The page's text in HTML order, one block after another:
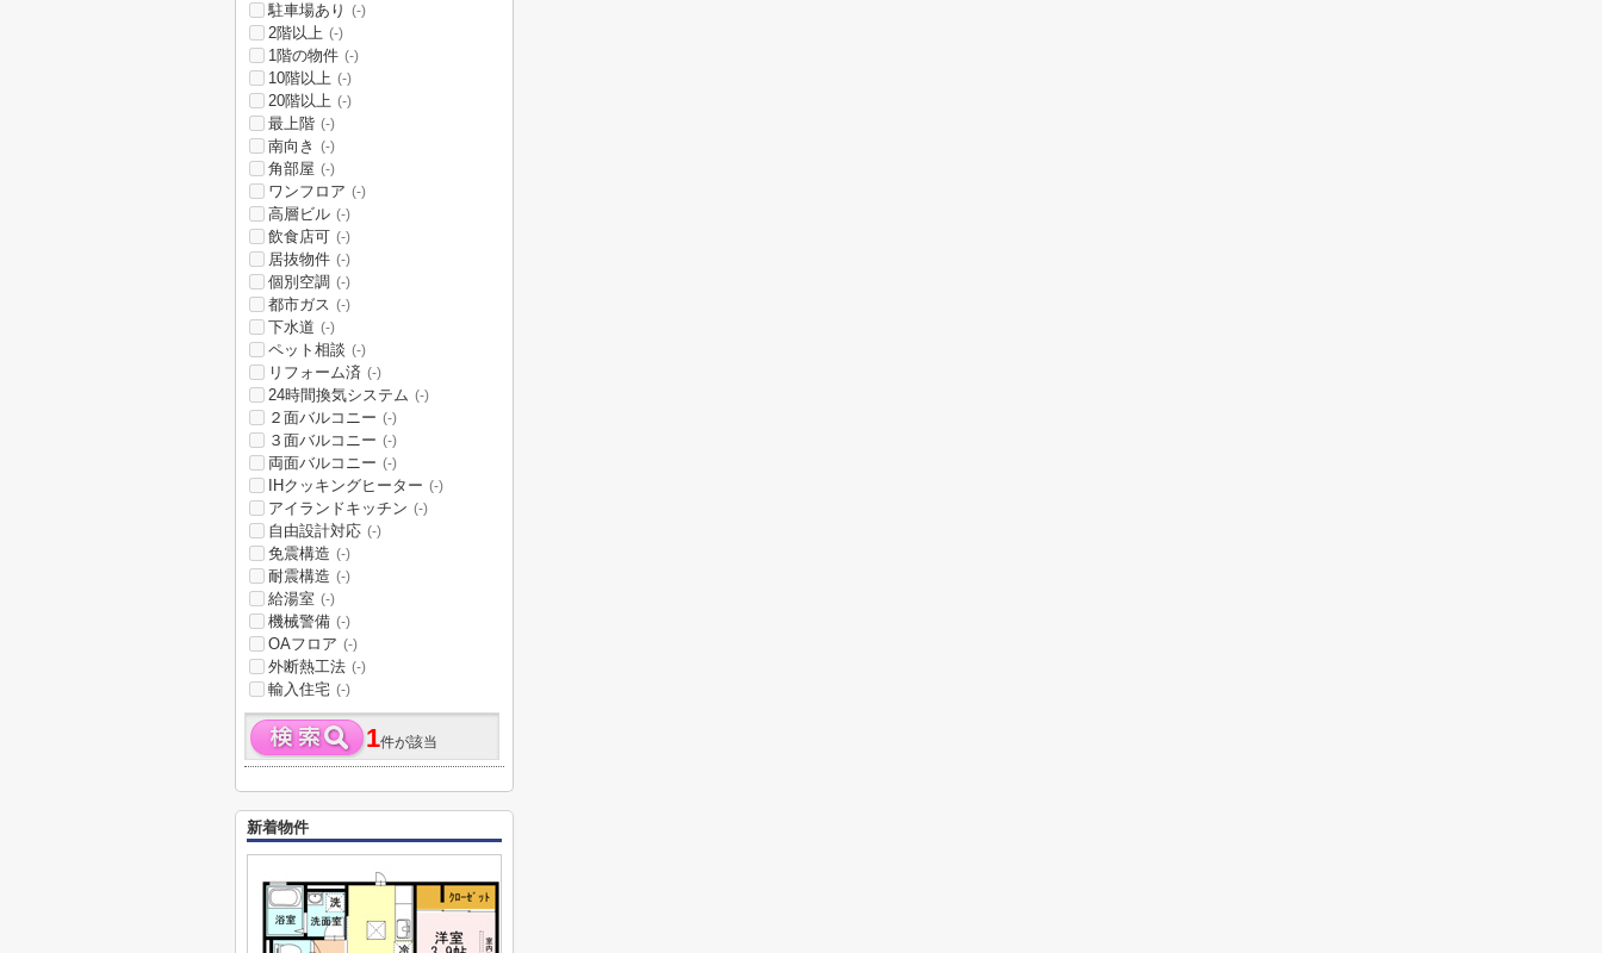
駐車場あり (-)
2階以上 (-)
1階の物件 (-)
10階以上 (-)
20階以上 (-)
最上階 (-)
南向き (-)
角部屋 (-)
ワンフロア (-)
高層ビル (-)
飲食店可 (-)
居抜物件 (-)
個別空調 (-)
都市ガス (-)
下水道 (-)
ペット相談 (-)
リフォーム済 (-)
24時間換気システム (-)
２面バルコニー (-)
３面バルコニー (-)
両面バルコニー (-)
IHクッキングヒーター (-)
アイランドキッチン (-)
自由設計対応 (-)
免震構造 (-)
耐震構造 (-)
給湯室 (-)
機械警備 (-)
OAフロア (-)
外断熱工法 (-)
輸入住宅 (-)
1件が該当
新着物件